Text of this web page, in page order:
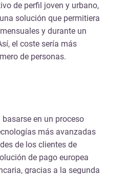
de perfil joven y urbano,
solución que permitiera
y durante un
el coste sería más
de personas.
en un proceso
más avanzadas
de los clientes de
de pago europea
gracias a la segunda